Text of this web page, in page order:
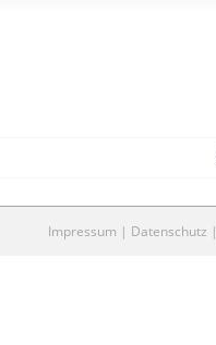
Impressum | Datenschutz |